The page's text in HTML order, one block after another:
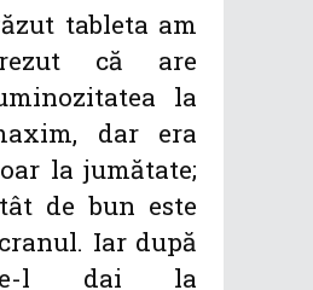
tableta am
că are
la
dar era
la jumătate;
de bun este
Iar după
l dai la